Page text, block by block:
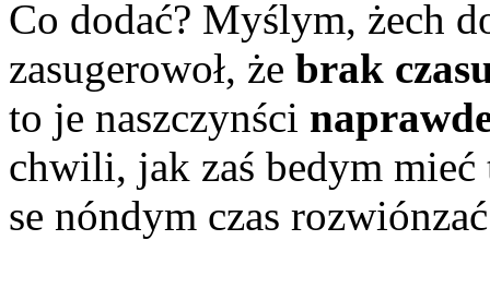
Co dodać? Myślym, żech
zasugerowoł, że brak
to je naszczynści
chwili, jak zaś bedym
se nóndym czas